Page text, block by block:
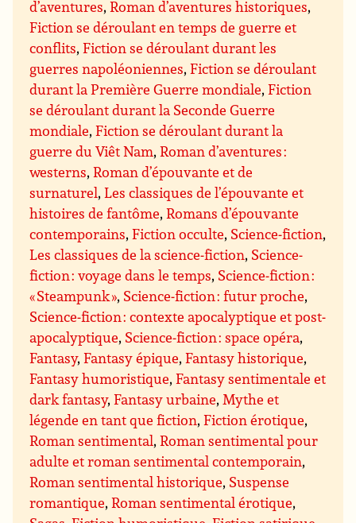
d’aventures,Roman d’aventures historiques,
Fiction se déroulant en temps de guerre et
conflits,Fiction se déroulant durant les
guerres napoléoniennes,Fiction se déroulant
durant la Première Guerre mondiale,Fiction
se déroulant durant la Seconde Guerre
mondiale,Fiction se déroulant durant la
guerre du Viêt Nam,Roman d’aventures :
westerns,Roman d’épouvante et de
surnaturel,Les classiques de l’épouvante et
histoires de fantôme,Romans d’épouvante
contemporains,Fiction occulte, Science-fiction,
Les classiques de la science-fiction, Science-
fiction : voyage dans le temps, Science-fiction :
« Steampunk », Science-fiction : futur proche,
Science-fiction : contexte apocalyptique et post-
apocalyptique, Science-fiction : space opéra,
Fantasy,Fantasy épique,Fantasy historique,
Fantasy humoristique,Fantasy sentimentale et
dark fantasy,Fantasy urbaine,Mythe et
légende en tant que fiction,Fiction érotique,
Roman sentimental,Roman sentimental pour
adulte et roman sentimental contemporain,
Roman sentimental historique, Suspense
romantique,Roman sentimental érotique,